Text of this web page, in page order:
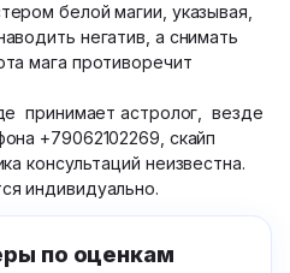
белой магии, указывая,
негатив, а снимать
мага противоречит
принимает астролог, везде
+79062102269, скайп
консультаций неизвестна.
индивидуально.
по оценкам